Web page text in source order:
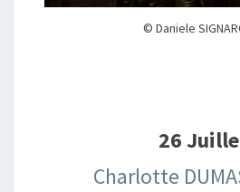
© Daniele
26
Charlotte